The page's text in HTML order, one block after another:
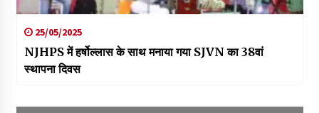
25/05/2025
NJHPS में हर्षोल्लास के साथ मनाया गया SJVN का 38वां
स्थापना दिवस